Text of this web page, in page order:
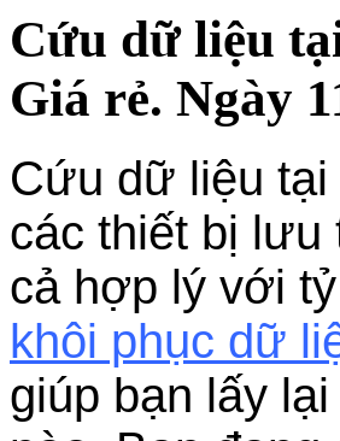
Cứu dữ liệu
Giá rẻ. Ngày
Cứu dữ liệu tại
các thiết bị lưu
cả hợp lý với
khôi phục dữ
giúp bạn lấy